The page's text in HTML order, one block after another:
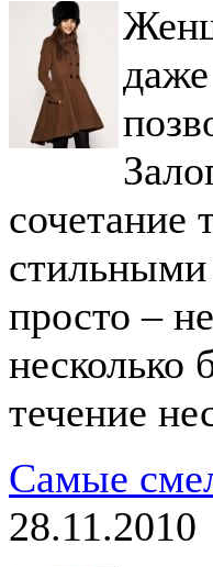
стильными
просто –
несколько
течение
Самые
28.11.2010